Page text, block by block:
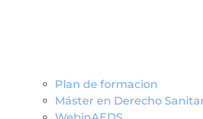
Plan de formacion
Máster en Derecho